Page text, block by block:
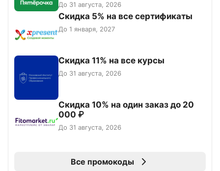
До 31 августа, 2026
Скидка 5% на все сертификаты
До 1 января, 2027
Скидка 11% на все курсы
До 31 августа, 2026
Скидка 10% на один заказ до 20
000 ₽
До 31 августа, 2026
Все промокоды